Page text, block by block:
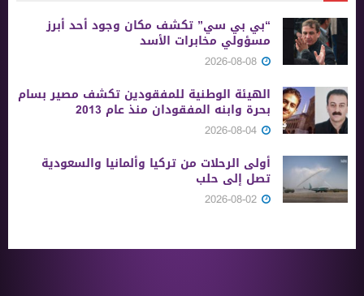
“بي بي سي” تكشف مكان وجود أحد أبرز
مسؤولي مخابرات الأسد
الهيئة الوطنية للمفقودين تكشف مصير بسام
بحرة وابنه المفقودان منذ عام 2013
أولى الرحلات من ‏تركيا وألمانيا والسعودية
تصل إلى حلب